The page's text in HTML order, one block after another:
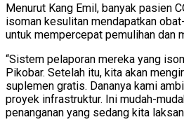
Menurut Kang Emil, banyak pasien
isoman kesulitan mendapatkan
untuk mempercepat pemulihan dan
“Sistem pelaporan mereka yang
Pikobar. Setelah itu, kita akan
suplemen gratis. Dananya kami
proyek infrastruktur. Ini mudah-
penanganan yang sedang kita